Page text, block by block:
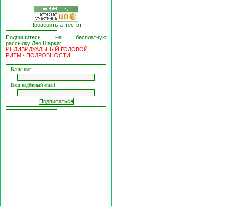
Проверить аттестат
Подпишитесь на бесплатную
рассылку Лео Шарка:
ИНДИВИДУАЛЬНЫЙ ГОДОВОЙ
РИТМ - ПОДРОБНОСТИ
Ваше имя :
Ваш надёжный email :